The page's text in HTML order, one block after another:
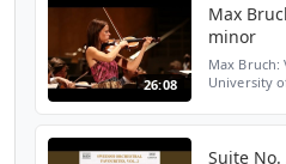
26:08
Max
minor
Max
University
Suite No.